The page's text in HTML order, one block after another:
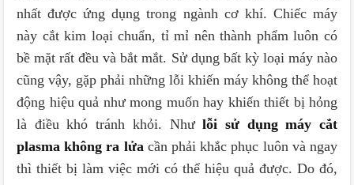
nhất được ứng dụng trong ngành cơ khí. Chiếc máy
này cắt kim loại chuẩn, tỉ mỉ nên thành phẩm luôn có
bề mặt rất đều và bắt mắt. Sử dụng bất kỳ loại máy nào
cũng vậy, gặp phải những lỗi khiến máy không thể hoạt
động hiệu quả như mong muốn hay khiến thiết bị hỏng
là điều khó tránh khỏi. Nhưlỗi sử dụng máy cắt
plasma không ra lửacần phải khắc phục luôn và ngay
thì thiết bị làm việc mới có thể hiệu quả được. Do đó,